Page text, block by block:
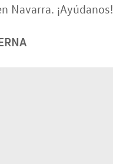
Navarra. ¡Ayúdanos!